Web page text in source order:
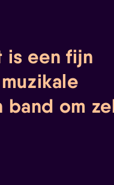
is een fijn
band om